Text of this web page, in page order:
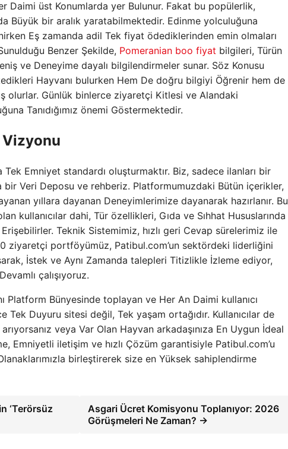
Daimi üst Konumlarda yer Bulunur. Fakat bu popülerlik,
Büyük bir aralık yaratabilmektedir. Edinme yolculuğuna
Eş zamanda adil Tek fiyat ödediklerinden emin olmaları
Benzer Şekilde, Pomeranian boo fiyat bilgileri, Türün
ve Deneyime dayalı bilgilendirmeler sunar. Söz Konusu
Hayvanı bulurken Hem De doğru bilgiyi Öğrenir hem de
olurlar. Günlük binlerce ziyaretçi Kitlesi ve Alandaki
Tanıdığımız önemi Göstermektedir.
Vizyonu
Emniyet standardı oluşturmaktır. Biz, sadece ilanları bir
bir Veri Deposu ve rehberiz. Platformumuzdaki Bütün içerikler,
yıllara dayanan Deneyimlerimize dayanarak hazırlanır. Bu
kullanıcılar dahi, Tür özellikleri, Gıda ve Sıhhat Hususlarında
Teknik Sistemimiz, hızlı geri Cevap sürelerimiz ile
ziyaretçi portföyümüz, Patibul.com’un sektördeki liderliğini
İstek ve Aynı Zamanda talepleri Titizlikle İzleme ediyor,
çalışıyoruz.
Platform Bünyesinde toplayan ve Her An Daimi kullanıcı
Duyuru sitesi değil, Tek yaşam ortağıdır. Kullanıcılar de
veya Var Olan Hayvan arkadaşınıza En Uygun İdeal
Emniyetli iletişim ve hızlı Çözüm garantisiyle Patibul.com’u
birleştirerek size en Yüksek sahiplendirme
‘Terörsüz
Asgari Ücret Komisyonu Toplanıyor: 2026
Görüşmeleri Ne Zaman? →